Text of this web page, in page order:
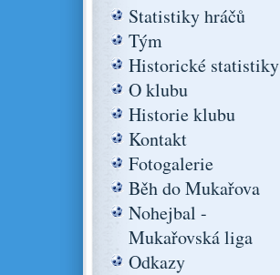
Statistiky hráčů
Tým
Historické statistiky
O klubu
Historie klubu
Kontakt
Fotogalerie
Běh do Mukařova
Nohejbal -
Mukařovská liga
Odkazy